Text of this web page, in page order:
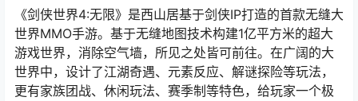
《剑侠世界4:无限》是西山居基于剑侠IP打造的首款无缝大
世界MMO手游。基于无缝地图技术构建1亿平方米的超大
游戏世界，消除空气墙，所见之处皆可前往。在广阔的大
世界中，设计了江湖奇遇、元素反应、解谜探险等玩法，
更有家族团战、休闲玩法、赛季制等特色，给玩家一个极